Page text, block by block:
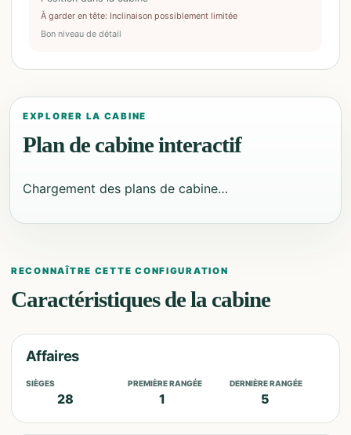
À garder en tête: Inclinaison possiblement limitée
Bon niveau de détail
EXPLORER LA CABINE
Plan de cabine interactif
Chargement des plans de cabine…
RECONNAÎTRE CETTE CONFIGURATION
Caractéristiques de la cabine
Affaires
SIÈGES
28
PREMIÈRE RANGÉE
1
DERNIÈRE RANGÉE
5